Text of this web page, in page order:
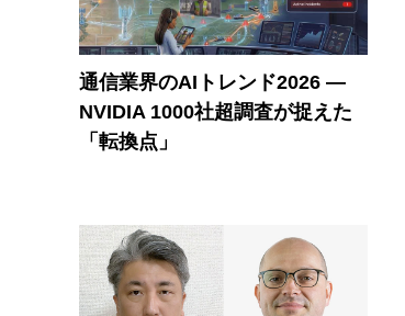
通信業界のAIトレンド2026 ―
NVIDIA 1000社超調査が捉えた
「転換点」